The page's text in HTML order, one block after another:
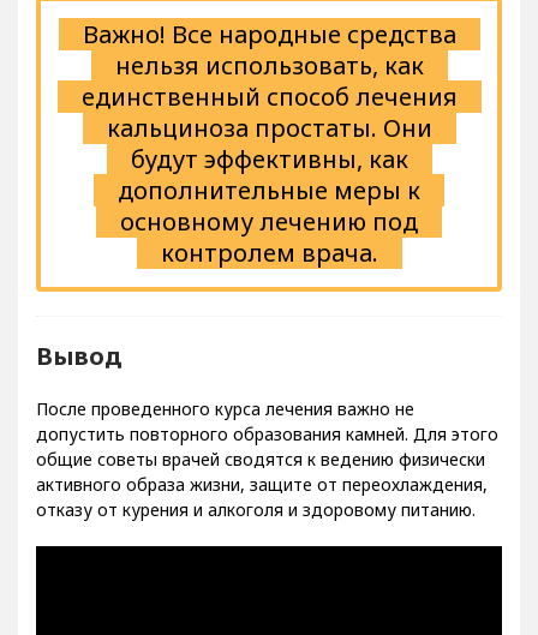
Важно! Все народные средства
нельзя использовать, как
единственный способ лечения
кальциноза простаты. Они
будут эффективны, как
дополнительные меры к
основному лечению под
контролем врача.
Вывод
После проведенного курса лечения важно не
допустить повторного образования камней. Для этого
общие советы врачей сводятся к ведению физически
активного образа жизни, защите от переохлаждения,
отказу от курения и алкоголя и здоровому питанию.